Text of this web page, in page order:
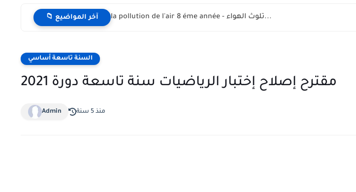
📁 آخر المواضيع la pollution de l'air 8 éme année - تلوث الهواء...
السنة تاسعة أساسي
مقترح إصلاح إختبار الرياضيات سنة تاسعة دورة 2021
Admin منذ 5 سنة